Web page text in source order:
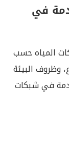
في
المياه حسب
وظروف البيئة
في شبكات